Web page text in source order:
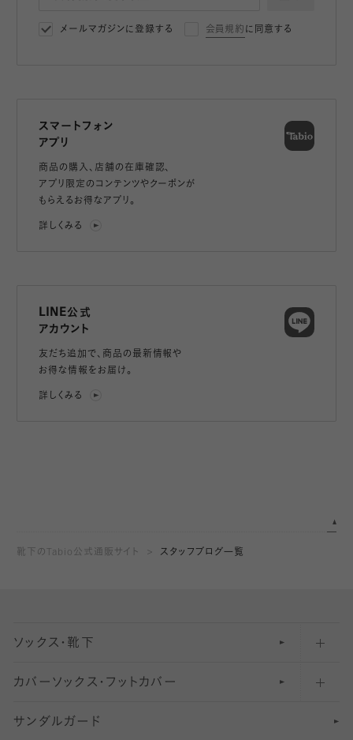
メールマガジンに登録する 会員規約 に同意する
スマートフォン
アプリ
商品の購入、店舗の在庫確認、
アプリ限定のコンテンツやクーポンが
もらえるお得なアプリ。
詳しくみる
LINE公式
アカウント
友だち追加で、 商品の最新情報や
お得な情報をお届け。
詳しくみる
靴下のTabio公式通販サイト スタッフブログ一覧
ソックス・靴下
五本指ソックス・靴下
足袋ソックス・靴下
カバーソックス・フットカバー
フットカバー・カバーソックス（深め）
サンダルガード